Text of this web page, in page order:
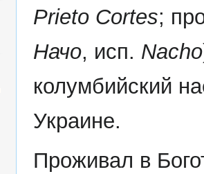
Prieto Cortes;
Начо, исп. Nacho
колумбийский
Украине.
Проживал в